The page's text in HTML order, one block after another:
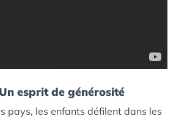
esprit de générosité
pays, les enfants défilent dans les